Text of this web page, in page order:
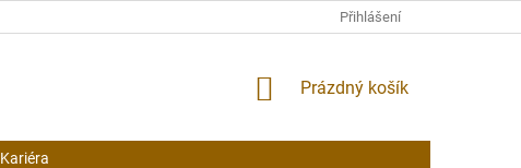
Přihlášení
NÁKUPNÍ
Prázdný košík
Kariéra